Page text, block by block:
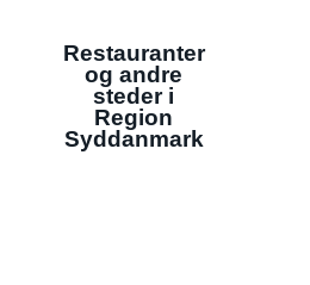
Restauranter
og andre
steder i
Region
Syddanmark